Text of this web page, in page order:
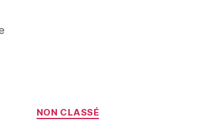
Categories
NON CLASSÉ